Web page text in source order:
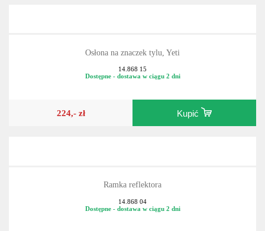
Osłona na znaczek tylu, Yeti
14.868 15
Dostępne - dostawa w ciągu 2 dni
224,- zł Kupić
Ramka reflektora
14.868 04
Dostępne - dostawa w ciągu 2 dni